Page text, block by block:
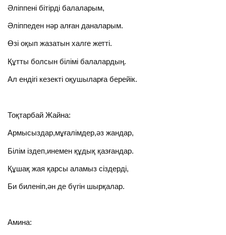
Әліппені бітірді балаларым,
Әліппеден нәр алған даналарым.
Өзі оқып жазатын халге жетті.
Құтты болсын білімі балалардың.
Ал ендігі кезекті оқушыларға берейік.
Тоқтарбай Жайна:
Армысыздар,мұғалімдер,әз жандар,
Білім іздеп,инемен құдық қазғандар.
Құшақ жая қарсы аламыз сіздерді,
Би биленіп,ән де бүгін шырқалар.
Амина: